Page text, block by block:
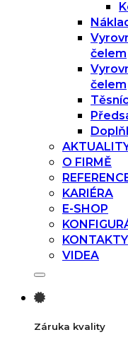
čelem
čelem
O FIRMĚ
KARIÉRA
E-SHOP
KONTAKTY
VIDEA
Záruka kvality